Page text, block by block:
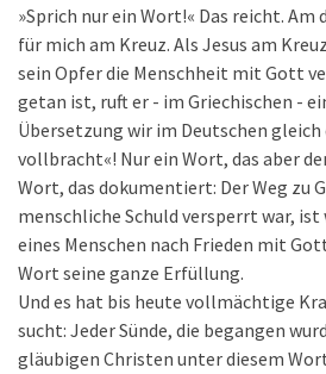
»Sprich nur ein Wort!« Das reicht.
für mich am Kreuz. Als Jesus am
sein Opfer die Menschheit mit Gott
getan ist, ruft er - im Griechischen -
Übersetzung wir im Deutschen
vollbracht«! Nur ein Wort, das aber
Wort, das dokumentiert: Der Weg zu
menschliche Schuld versperrt war, ist
eines Menschen nach Frieden mit
Wort seine ganze Erfüllung.
Und es hat bis heute vollmächtige
sucht: Jeder Sünde, die begangen
gläubigen Christen unter diesem